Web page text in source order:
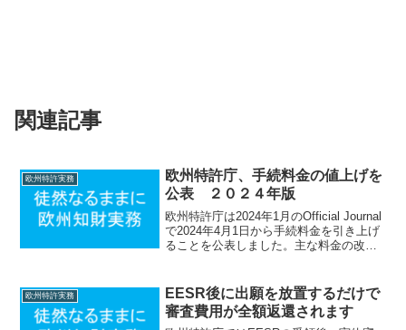
関連記事
欧州特許実務
欧州特許庁、手続料金の値上げを
公表 ２０２４年版
欧州特許庁は2024年1月のOfficial Journal
で2024年4月1日から手続料金を引き上げ
ることを公表しました。主な料金の改定
が著しいです。クレーム料16クレ...
欧州特許実務
EESR後に出願を放置するだけで
審査費用が全額返還されます